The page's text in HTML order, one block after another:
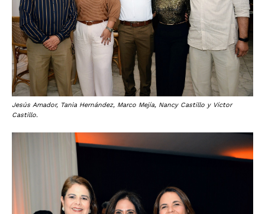
Jesús Amador, Tania Hernández, Marco Mejía, Nancy Castillo y Víctor
Castillo.